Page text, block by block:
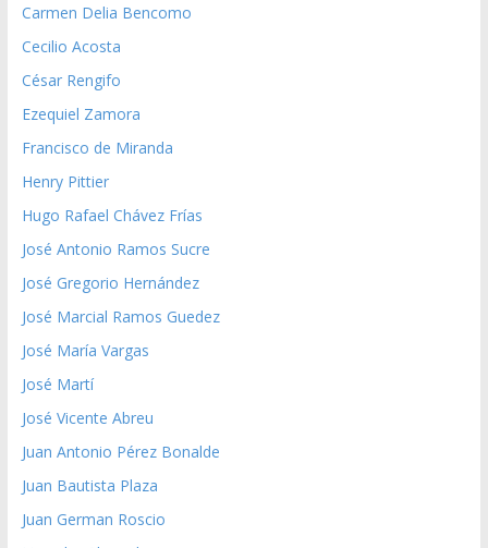
Carmen Delia Bencomo
Cecilio Acosta
César Rengifo
Ezequiel Zamora
Francisco de Miranda
Henry Pittier
Hugo Rafael Chávez Frías
José Antonio Ramos Sucre
José Gregorio Hernández
José Marcial Ramos Guedez
José María Vargas
José Martí
José Vicente Abreu
Juan Antonio Pérez Bonalde
Juan Bautista Plaza
Juan German Roscio